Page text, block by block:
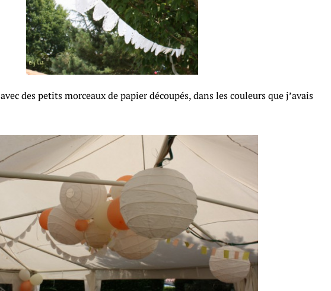
avec des petits morceaux de papier découpés, dans les couleurs que j’avais